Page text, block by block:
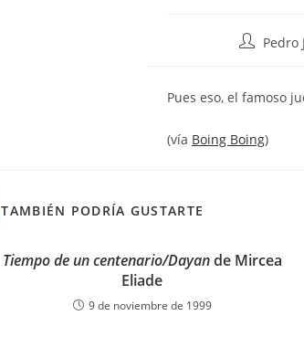
Autor
entrada:
Pedro
Pues eso, el famoso
(vía Boing Boing)
TAMBIÉN PODRÍA GUSTARTE
Tiempo de un centenario/Dayande Mircea
Eliade
9 de noviembre de 1999